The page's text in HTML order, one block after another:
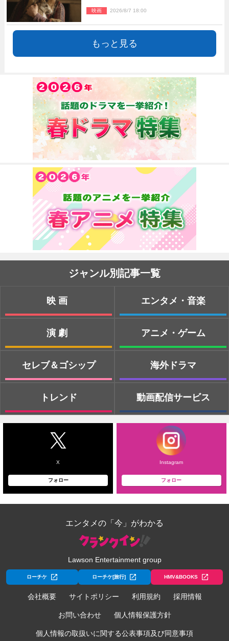
映画 2026/8/7 18:00
もっと見る
ジャンル別記事一覧
映画
演劇
セレブ＆ゴシップ
トレンド
エンタメ・音楽
アニメ・ゲーム
海外ドラマ
動画配信サービス
X
フォロー
Instagram
フォロー
エンタメの「今」がわかる
Lawson Entertainment group
ローチケ ローチケ[旅行] HMV&BOOKS
会社概要 サイトポリシー 利用規約 採用情報
お問い合わせ 個人情報保護方針
個人情報の取扱いに関する公表事項及び同意事項